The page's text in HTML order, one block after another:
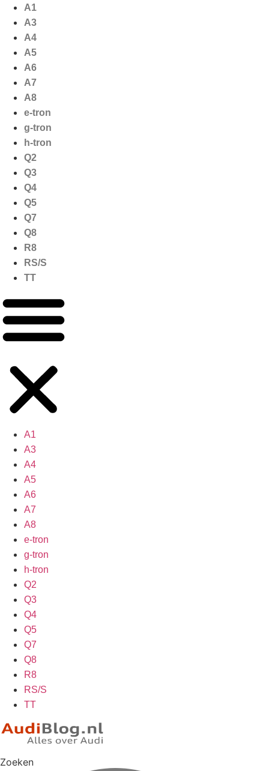
naar
inhoud
A1
A3
A4
A5
A6
A7
A8
e-tron
g-tron
h-tron
Q2
Q3
Q4
Q5
Q7
Q8
R8
RS/S
TT
A1
A3
A4
A5
A6
A7
A8
e-tron
g-tron
h-tron
Q2
Q3
Q4
Q5
Q7
Q8
R8
RS/S
TT
Zoeken